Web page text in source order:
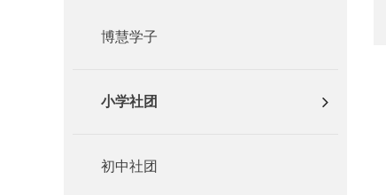
博慧学子
小学社团
初中社团